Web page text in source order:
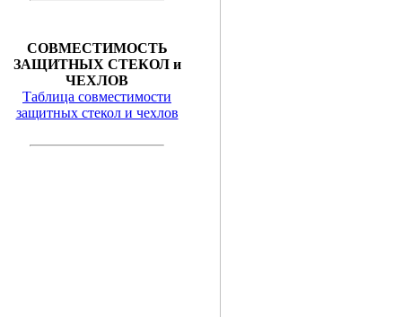
СОВМЕСТИМОСТЬ
ЗАЩИТНЫХ СТЕКОЛ и
ЧЕХЛОВ
Таблица совместимости
защитных стекол и чехлов